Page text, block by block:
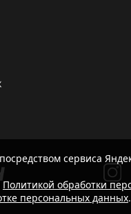
сервиса
Политикой обработки
персональных данных.